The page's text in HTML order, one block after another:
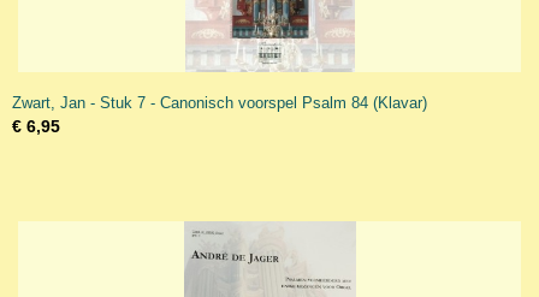
Zwart, Jan - Stuk 7 - Canonisch voorspel Psalm 84 (Klavar)
€ 6,95